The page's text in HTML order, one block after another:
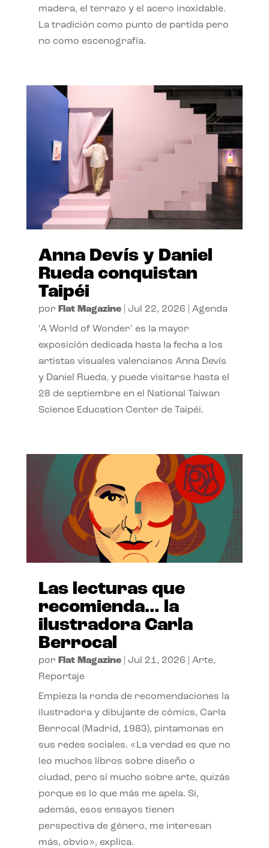
madera, el terrazo y el acero inoxidable.
La tradición como punto de partida pero
no como escenografía.
Anna Devís y Daniel
Rueda conquistan
Taipéi
por Flat Magazine| Jul 22, 2026 Agenda
‘A World of Wonder’ es la mayor
exposición dedicada hasta la fecha a los
artistas visuales valencianos Anna Devís
y Daniel Rueda, y puede visitarse hasta el
28 de septiembre en el National Taiwan
Science Education Center de Taipéi.
Las lecturas que
recomienda… la
ilustradora Carla
Berrocal
por Flat Magazine| Jul 21, 2026 Arte,
Reportaje
Empieza la ronda de recomendaciones la
ilustradora y dibujante de cómics, Carla
Berrocal (Madrid, 1983), pintamonas en
sus redes sociales. «La verdad es que no
leo muchos libros sobre diseño o
ciudad, pero sí mucho sobre arte, quizás
porque es lo que más me apela. Si,
además, esos ensayos tienen
perspectiva de género, me interesan
más, obvio», explica.